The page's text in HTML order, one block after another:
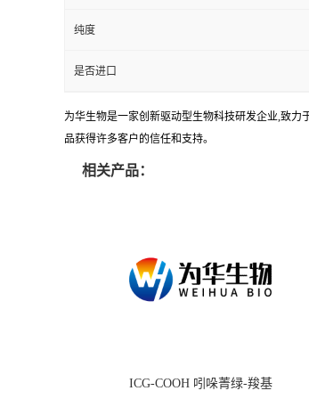
纯度
是否进口
为华生物是一家创新驱动型生物科技研发企业,致
品获得许多客户的信任和支持。
相关产品：
ICG-COOH 吲哚菁绿-羧基